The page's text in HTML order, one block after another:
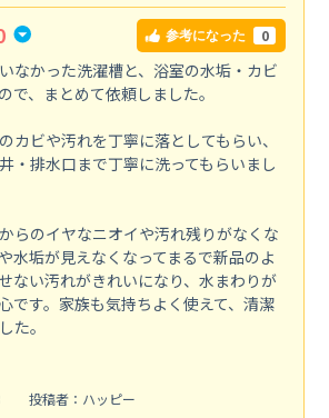
参考になった 0
なかった洗濯槽と、浴室の水垢・カビ
で、まとめて依頼しました。
カビや汚れを丁寧に落としてもらい、
・排水口まで丁寧に洗ってもらいまし
らのイヤなニオイや汚れ残りがなくな
水垢が見えなくなってまるで新品のよ
ない汚れがきれいになり、水まわりが
です。家族も気持ちよく使えて、清潔
た。
投稿者：ハッピー